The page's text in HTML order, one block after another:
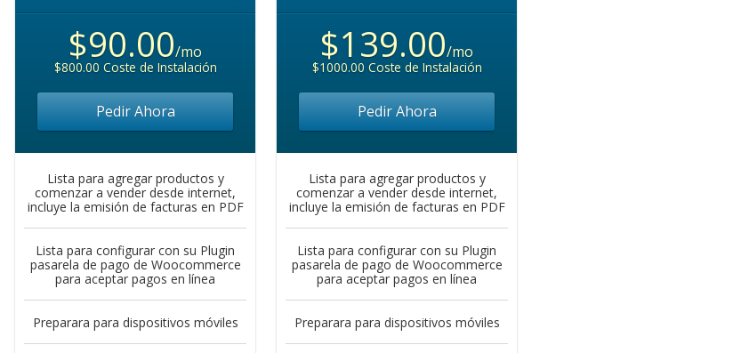
$90.00/mo
$800.00 Coste de Instalación
Pedir Ahora
Lista para agregar productos y
comenzar a vender desde internet,
incluye la emisión de facturas en PDF
Lista para configurar con su Plugin
pasarela de pago de Woocommerce
para aceptar pagos en línea
Preparara para dispositivos móviles
$139.00/mo
$1000.00 Coste de Instalación
Pedir Ahora
Lista para agregar productos y
comenzar a vender desde internet,
incluye la emisión de facturas en PDF
Lista para configurar con su Plugin
pasarela de pago de Woocommerce
para aceptar pagos en línea
Preparara para dispositivos móviles